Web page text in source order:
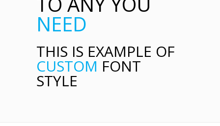
NEED
THIS IS EXAMPLE OF
CUSTOM FONT
STYLE